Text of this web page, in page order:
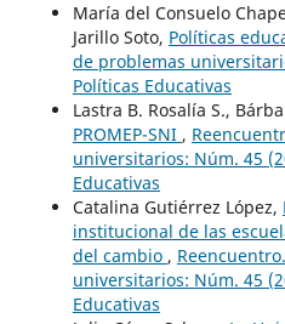
María del Consuelo
Jarillo Soto, Políticas
de problemas
Políticas Educativas
Lastra B. Rosalía S.,
PROMEP-SNI ,
universitarios: Núm. 45
Educativas
Catalina Gutiérrez López,
institucional de las
del cambio ,
universitarios: Núm. 45
Educativas